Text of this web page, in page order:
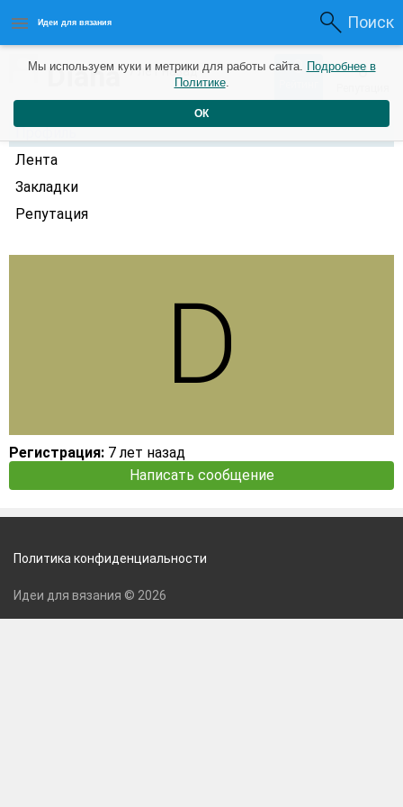
Идеи для вязания Поиск
Diana7 лет назад 0 0
Профиль
Лента
Закладки
Репутация
Регистрация: 7 лет назад
Написать сообщение
Мы используем куки и метрики для работы сайта. Подробнее в
Политике.
ОК
Политика конфиденциальности
Идеи для вязания © 2026